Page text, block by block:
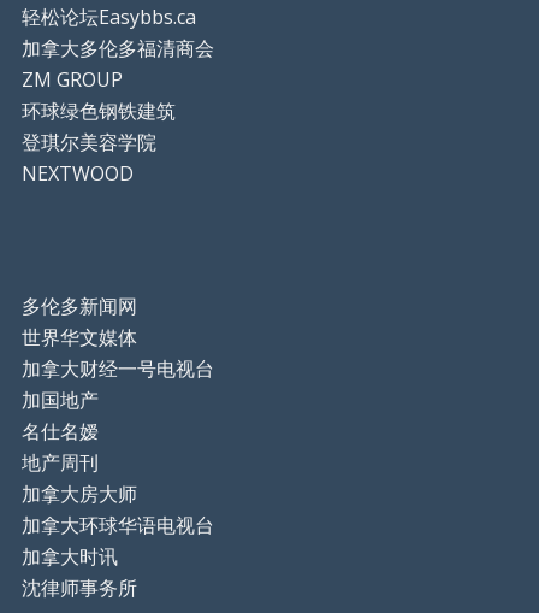
轻松论坛Easybbs.ca
加拿大多伦多福清商会
ZM GROUP
环球绿色钢铁建筑
登琪尔美容学院
NEXTWOOD
多伦多新闻网
世界华文媒体
加拿大财经一号电视台
加国地产
名仕名嫒
地产周刊
加拿大房大师
加拿大环球华语电视台
加拿大时讯
沈律师事务所